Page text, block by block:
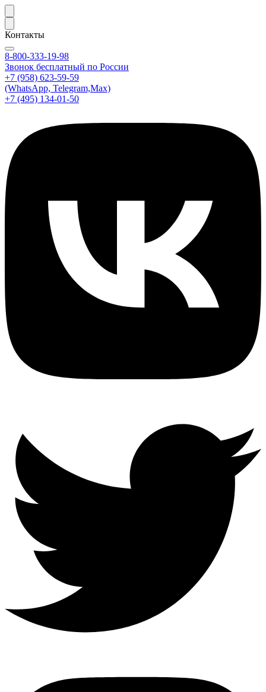
Контакты
8-800-333-19-98
Звонок бесплатный по России
+7 (958) 623-59-59
(WhatsApp, Telegram,Max)
+7 (495) 134-01-50